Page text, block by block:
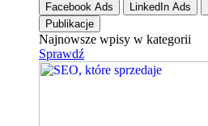
Facebook Ads
LinkedIn Ads
Publikacje
Najnowsze wpisy w kategorii
Sprawdź